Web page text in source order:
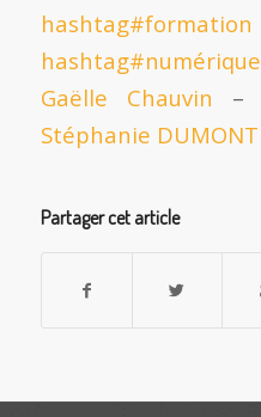
hashtag#formation
hashtag#numérique
Gaëlle Chauvin –
Stéphanie DUMONT
Partager cet article